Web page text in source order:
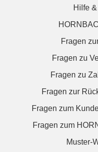
Hilfe
Fragen
Fragen zu
Fragen zu
Fragen zur
Fragen zum
Fragen zum
Muster-